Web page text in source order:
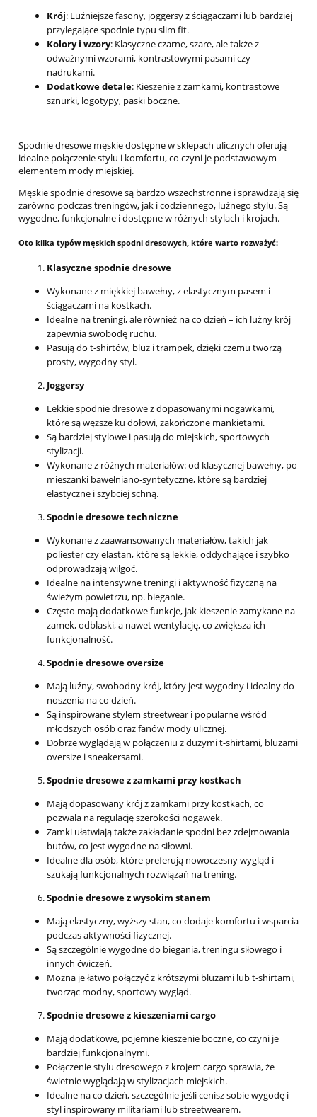
Krój: Luźniejsze fasony, joggersy z ściągaczami lub bardziej
przylegające spodnie typu slim fit.
Kolory i wzory: Klasyczne czarne, szare, ale także z
odważnymi wzorami, kontrastowymi pasami czy
nadrukami.
Dodatkowe detale: Kieszenie z zamkami, kontrastowe
sznurki, logotypy, paski boczne.
Spodnie dresowe męskie dostępne w sklepach ulicznych oferują
idealne połączenie stylu i komfortu, co czyni je podstawowym
elementem mody miejskiej.
Męskie spodnie dresowe są bardzo wszechstronne i sprawdzają się
zarówno podczas treningów, jak i codziennego, luźnego stylu. Są
wygodne, funkcjonalne i dostępne w różnych stylach i krojach.
Oto kilka typów męskich spodni dresowych, które warto rozważyć:
Klasyczne spodnie dresowe
Wykonane z miękkiej bawełny, z elastycznym pasem i
ściągaczami na kostkach.
Idealne na treningi, ale również na co dzień – ich luźny krój
zapewnia swobodę ruchu.
Pasują do t-shirtów, bluz i trampek, dzięki czemu tworzą
prosty, wygodny styl.
Joggersy
Lekkie spodnie dresowe z dopasowanymi nogawkami,
które są węższe ku dołowi, zakończone mankietami.
Są bardziej stylowe i pasują do miejskich, sportowych
stylizacji.
Wykonane z różnych materiałów: od klasycznej bawełny, po
mieszanki bawełniano-syntetyczne, które są bardziej
elastyczne i szybciej schną.
Spodnie dresowe techniczne
Wykonane z zaawansowanych materiałów, takich jak
poliester czy elastan, które są lekkie, oddychające i szybko
odprowadzają wilgoć.
Idealne na intensywne treningi i aktywność fizyczną na
świeżym powietrzu, np. bieganie.
Często mają dodatkowe funkcje, jak kieszenie zamykane na
zamek, odblaski, a nawet wentylację, co zwiększa ich
funkcjonalność.
Spodnie dresowe oversize
Mają luźny, swobodny krój, który jest wygodny i idealny do
noszenia na co dzień.
Są inspirowane stylem streetwear i popularne wśród
młodszych osób oraz fanów mody ulicznej.
Dobrze wyglądają w połączeniu z dużymi t-shirtami, bluzami
oversize i sneakersami.
Spodnie dresowe z zamkami przy kostkach
Mają dopasowany krój z zamkami przy kostkach, co
pozwala na regulację szerokości nogawek.
Zamki ułatwiają także zakładanie spodni bez zdejmowania
butów, co jest wygodne na siłowni.
Idealne dla osób, które preferują nowoczesny wygląd i
szukają funkcjonalnych rozwiązań na trening.
Spodnie dresowe z wysokim stanem
Mają elastyczny, wyższy stan, co dodaje komfortu i wsparcia
podczas aktywności fizycznej.
Są szczególnie wygodne do biegania, treningu siłowego i
innych ćwiczeń.
Można je łatwo połączyć z krótszymi bluzami lub t-shirtami,
tworząc modny, sportowy wygląd.
Spodnie dresowe z kieszeniami cargo
Mają dodatkowe, pojemne kieszenie boczne, co czyni je
bardziej funkcjonalnymi.
Połączenie stylu dresowego z krojem cargo sprawia, że
świetnie wyglądają w stylizacjach miejskich.
Idealne na co dzień, szczególnie jeśli cenisz sobie wygodę i
styl inspirowany militariami lub streetwearem.